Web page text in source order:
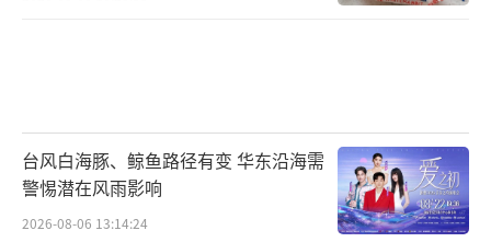
台风白海豚、鲸鱼路径有变 华东沿海需
警惕潜在风雨影响
2026-08-06 13:14:24